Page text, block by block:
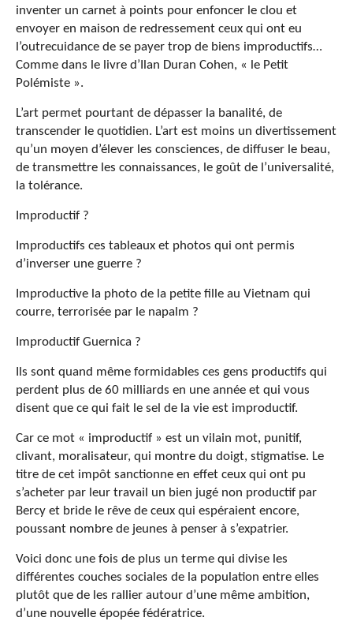
inventer un carnet à points pour enfoncer le clou et
envoyer en maison de redressement ceux qui ont eu
l’outrecuidance de se payer trop de biens improductifs…
Comme dans le livre d’Ilan Duran Cohen, « le Petit
Polémiste ».
L’art permet pourtant de dépasser la banalité, de
transcender le quotidien. L’art est moins un divertissement
qu’un moyen d’élever les consciences, de diffuser le beau,
de transmettre les connaissances, le goût de l’universalité,
la tolérance.
Improductif ?
Improductifs ces tableaux et photos qui ont permis
d’inverser une guerre ?
Improductive la photo de la petite fille au Vietnam qui
courre, terrorisée par le napalm ?
Improductif Guernica ?
Ils sont quand même formidables ces gens productifs qui
perdent plus de 60 milliards en une année et qui vous
disent que ce qui fait le sel de la vie est improductif.
Car ce mot « improductif » est un vilain mot, punitif,
clivant, moralisateur, qui montre du doigt, stigmatise. Le
titre de cet impôt sanctionne en effet ceux qui ont pu
s’acheter par leur travail un bien jugé non productif par
Bercy et bride le rêve de ceux qui espéraient encore,
poussant nombre de jeunes à penser à s’expatrier.
Voici donc une fois de plus un terme qui divise les
différentes couches sociales de la population entre elles
plutôt que de les rallier autour d’une même ambition,
d’une nouvelle épopée fédératrice.